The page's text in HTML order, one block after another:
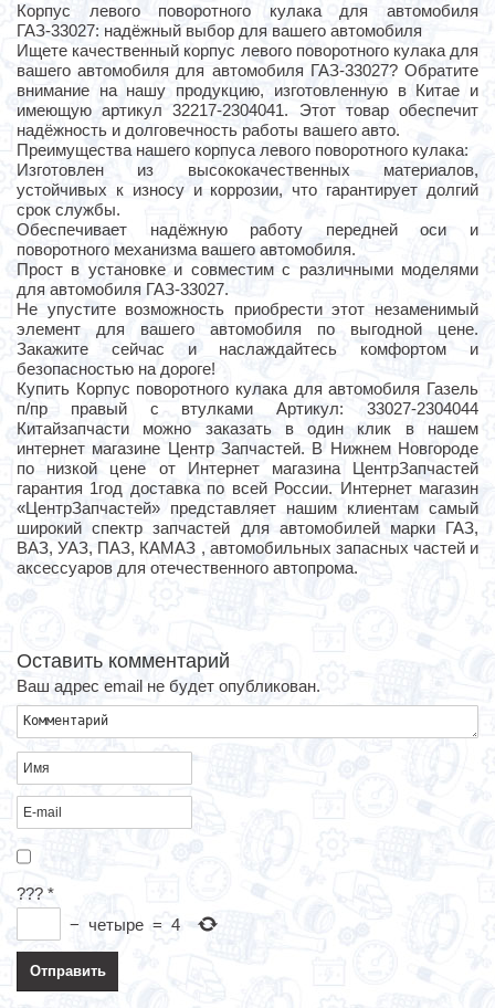
Корпус левого поворотного кулака для автомобиля
ГАЗ-33027: надёжный выбор для вашего автомобиля
Ищете качественный корпус левого поворотного кулака для
вашего автомобиля для автомобиля ГАЗ-33027? Обратите
внимание на нашу продукцию, изготовленную в Китае и
имеющую артикул 32217-2304041. Этот товар обеспечит
надёжность и долговечность работы вашего авто.
Преимущества нашего корпуса левого поворотного кулака:
Изготовлен из высококачественных материалов,
устойчивых к износу и коррозии, что гарантирует долгий
срок службы.
Обеспечивает надёжную работу передней оси и
поворотного механизма вашего автомобиля.
Прост в установке и совместим с различными моделями
для автомобиля ГАЗ-33027.
Не упустите возможность приобрести этот незаменимый
элемент для вашего автомобиля по выгодной цене.
Закажите сейчас и наслаждайтесь комфортом и
безопасностью на дороге!
Купить Корпус поворотного кулака для автомобиля Газель
п/пр правый с втулками Артикул: 33027-2304044
Китайзапчасти можно заказать в один клик в нашем
интернет магазине Центр Запчастей. В Нижнем Новгороде
по низкой цене от Интернет магазина ЦентрЗапчастей
гарантия 1год доставка по всей России. Интернет магазин
«ЦентрЗапчастей» представляет нашим клиентам самый
широкий спектр запчастей для автомобилей марки ГАЗ,
ВАЗ, УАЗ, ПАЗ, КАМАЗ , автомобильных запасных частей и
аксессуаров для отечественного автопрома.
Оставить комментарий
Ваш адрес email не будет опубликован.
??? *
− четыре = 4